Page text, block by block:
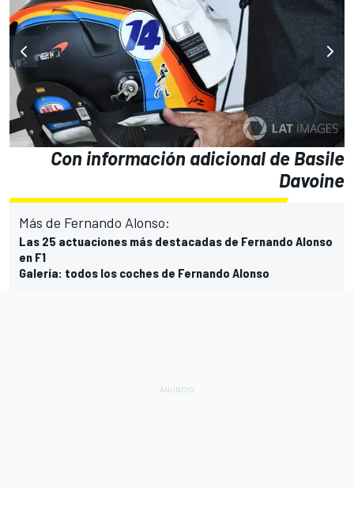
Con información adicional de Basile
Davoine
Más de Fernando Alonso:
Las 25 actuaciones más destacadas de Fernando Alonso
en F1
Galería: todos los coches de Fernando Alonso